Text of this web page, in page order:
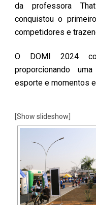
da professora
conquistou o
competidores e
O DOMI 2024
proporcionando
esporte e momentos
[Show slideshow]